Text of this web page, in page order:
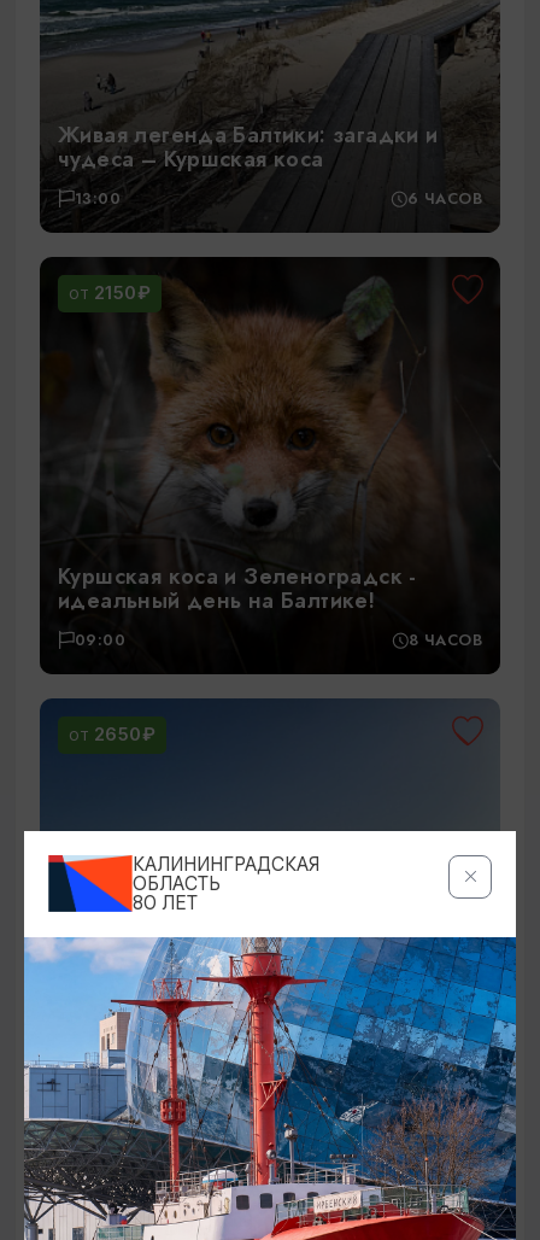
Живая легенда Балтики: загадки и
чудеса – Куршская коса
13:00 6 ЧАСОВ
ОТ 2150₽
Куршская коса и Зеленоградск -
идеальный день на Балтике!
09:00 8 ЧАСОВ
ОТ 2650₽
Куршская коса, Зеленоградск и
дегустация в сыроварне
«ШаакенДорф» - от моря до сыра
10:00 9 ЧАСОВ
ОТ3190₽
КАЛИНИНГРАДСКАЯ
ОБЛАСТЬ
80 ЛЕТ